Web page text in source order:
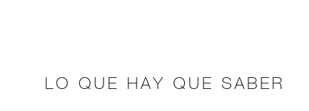
LO QUE HAY QUE SABER